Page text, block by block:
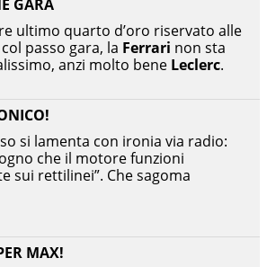
MAX!
si lamenta con ironia via radio:
che il motore funzioni
sui rettilinei”. Che sagoma
GARA
ultimo quarto d’oro riservato alle
passo gara, la Ferrari non sta
anzi molto bene Leclerc.